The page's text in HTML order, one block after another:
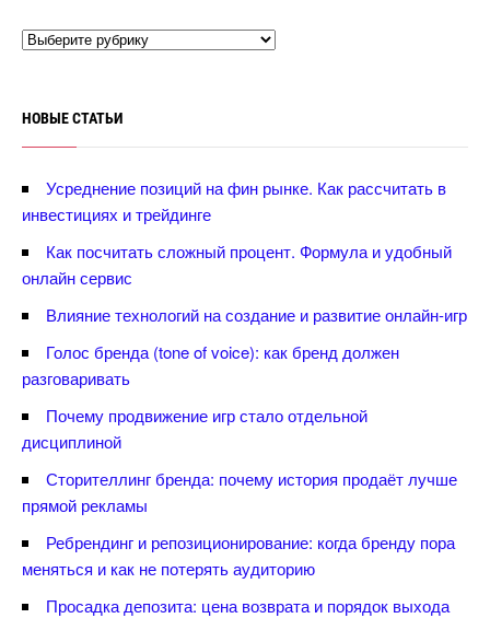
НОВЫЕ СТАТЬИ
Усреднение позиций на фин рынке. Как рассчитать
инвестициях и трейдинге
Как посчитать сложный процент. Формула и удобный
онлайн сервис
лияние технологий на создание и развитие онлайн-игр
Голос бренда (tone of voice): как бренд должен
разговаривать
Почему продвижение игр стало отдельной
дисциплиной
Сторителлинг бренда: почему история продаёт лучше
прямой рекламы
Ребрендинг и репозиционирование: когда бренду пора
меняться и как не потерять аудиторию
Просадка депозита: цена возврата и порядок выхода